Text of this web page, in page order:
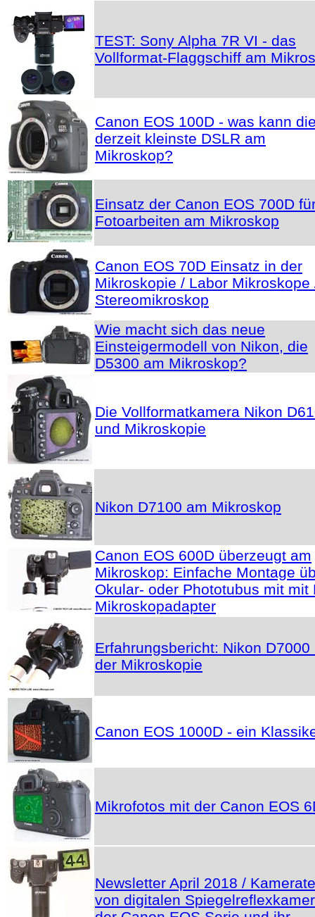
TEST: Sony Alpha 7R VI - das
Vollformat-Flaggschiff am
Canon EOS 100D - was kann
derzeit kleinste DSLR am
Mikroskop?
Einsatz der Canon EOS 700D
Fotoarbeiten am Mikroskop
Canon EOS 70D Einsatz in der
Mikroskopie / Labor Mikroskope
Stereomikroskop
Wie macht sich das neue
Einsteigermodell von Nikon, die
D5300 am Mikroskop?
Die Vollformatkamera Nikon
und Mikroskopie
Nikon D7100 am Mikroskop
Canon EOS 600D überzeugt am
Mikroskop: Einfache Montage
Okular- oder Phototubus mit mit
Mikroskopadapter
Erfahrungsbericht: Nikon D7000
der Mikroskopie
Canon EOS 1000D - ein
Mikrofotos mit der Canon EOS
Newsletter April 2018 /
von digitalen